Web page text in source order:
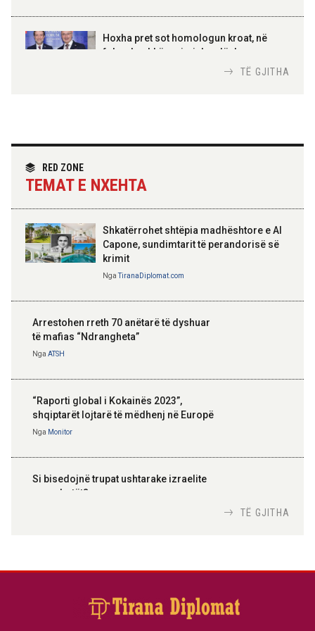
100-vjetori i themelimit të
Urdhrit të Skënderbeut
Hoxha pret sot homologun kroat, në
fokus bashkëpunimi dypalësh
partneritetit strategjik
TË GJITHA
RED ZONE
TEMAT E NXEHTA
Shkatërrohet shtëpia madhështore e Al
Capone, sundimtarit të perandorisë së
krimit
NgaTiranaDiplomat.com
Arrestohen rreth 70 anëtarë të dyshuar
të mafias “Ndrangheta”
Nga ATSH
“Raporti global i Kokainës 2023”,
shqiptarët lojtarë të mëdhenj në Europë
Nga Monitor
Si bisedojnë trupat ushtarake izraelite
me robotët?
inteligjente izraelite
TË GJITHA